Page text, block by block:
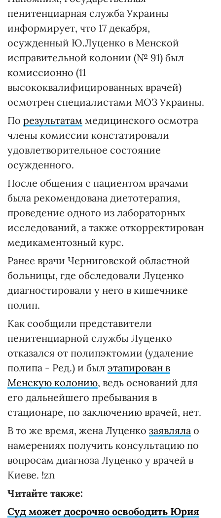
пенитенциарная служба Украины
информирует, что 17 декабря,
осужденный Ю.Луценко в Менской
исправительной колонии (№ 91) был
комиссионно (11
высококвалифицированных врачей)
осмотрен специалистами МОЗ Украины.
По результатам медицинского осмотра
члены комиссии констатировали
удовлетворительное состояние
осужденного.
После общения с пациентом врачами
была рекомендована диетотерапия,
проведение одного из лабораторных
исследований, а также откорректирован
медикаментозный курс.
Ранее врачи Черниговской областной
больницы, где обследовали Луценко
диагностировали у него в кишечнике
полип.
Как сообщили представители
пенитенциарной службы Луценко
отказался от полипэктомии (удаление
полипа - Ред.) и был этапирован в
Менскую колонию, ведь оснований для
его дальнейшего пребывания в
стационаре, по заключению врачей, нет.
В то же время, жена Луценко заявляла о
намерениях получить консультацию по
вопросам диагноза Луценко у врачей в
Киеве. !zn
Читайте также:
Суд может досрочно освободить Юрия